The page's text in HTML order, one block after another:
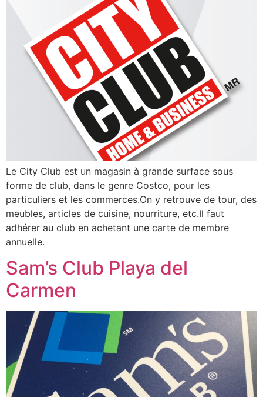
Le City Club est un magasin à grande surface sous
forme de club, dans le genre Costco, pour les
particuliers et les commerces.On y retrouve de tour, des
meubles, articles de cuisine, nourriture, etc.Il faut
adhérer au club en achetant une carte de membre
annuelle.
Sam’s Club Playa del
Carmen